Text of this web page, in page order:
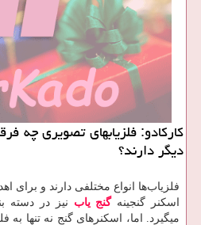
كاركادو: فلزیابهای تصویری چه
دیگر دارند؟
فلزیاب‌ها انواع مختلفی دارند و برای
اسکنر گنجینهگنج یاب نیز در دسته
میگیرد. اما، اسکنرهای گنج نه تنها